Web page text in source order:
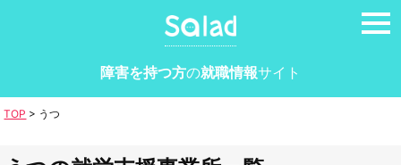
障害を持つ方の就職情報サイト
TOP > うつ